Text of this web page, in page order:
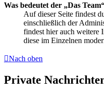
Was bedeutet der „Das
Auf dieser Seite findest
einschließlich der
findest hier auch weitere
diese im Einzelnen
Nach oben
Private